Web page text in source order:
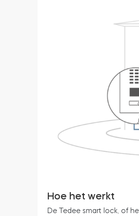
Hoe het werkt
De Tedee smart lock, of